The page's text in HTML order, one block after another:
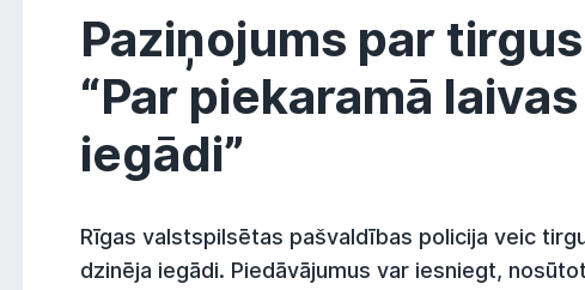
Paziņojums par
“Par piekaramā
iegādi”
Rīgas valstspilsētas pašvaldības policija veic
dzinēja iegādi. Piedāvājumus var iesniegt,